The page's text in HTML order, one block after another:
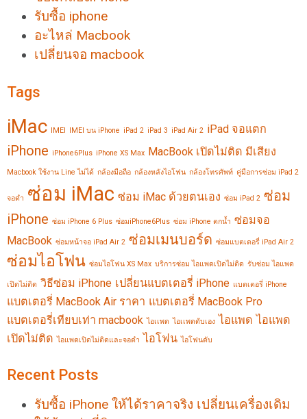
รับซื้อ iphone
อะไหล่ Macbook
เปลี่ยนจอ macbook
Tags
iMac IMEI IMEI บน iPhone iPad 2 iPad 3 iPad Air 2 iPad จอแตก
iPhone iPhone6Plus iPhone XS Max MacBook เปิดไม่ติด มีเสียง
Macbook ใช้งาน Line ไม่ได้ กล้องมือถือ กล้องหลังไอโฟน กล้องโทรศัพท์ คู่มือการซ่อม iPad 2
จอดำ ซ่อม iMac ซ่อม iMac ด้วยตนเอง ซ่อม iPad 2 ซ่อม
iPhone ซ่อม iPhone 6 Plus ซ่อมiPhone6Plus ซ่อม iPhone ตกน้ำ ซ่อมจอ
MacBook ซ่อมหน้าจอ iPad Air 2 ซ่อมเมนบอร์ด ซ่อมแบตเตอรี่ iPad Air 2
ซ่อมไอโฟน ซ่อมไอโฟน XS Max บริการซ่อม ไอแพดเปิดไม่ติด รับซ่อม ไอแพด
เปิดไม่ติด วิธีซ่อม iPhone เปลี่ยนแบตเตอรี่ iPhone แบตเตอรี่ iPhone
แบตเตอรี่ MacBook Air ราคา แบตเตอรี่ MacBook Pro
แบตเตอรี่เทียบเท่า macbook ไอเเพด ไอเเพดดับเอง ไอแพด ไอแพด
เปิดไม่ติด ไอแพดเปิดไม่ติดและจอดำ ไอโฟน ไอโฟนดับ
Recent Posts
รับซื้อ iPhone ให้ได้ราคาจริง เปลี่ยนเครื่องเดิม